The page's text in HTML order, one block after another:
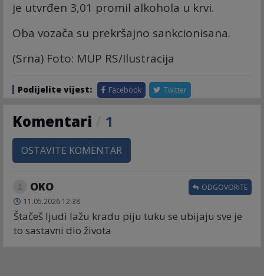
je utvrđen 3,01 promil alkohola u krvi.
Oba vozača su prekršajno sankcionisana.
(Srna) Foto: MUP RS/Ilustracija
Podijelite vijest: Facebook Twitter
Komentari 1
OSTAVITE KOMENTAR
OKO
11.05.2026 12:38
Štačeš ljudi lažu kradu piju tuku se ubijaju sve je
to sastavni dio života
ODGOVORITE